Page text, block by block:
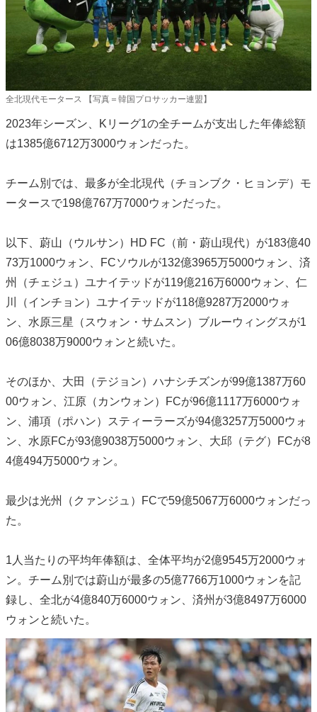
全北現代モータース 【写真＝韓国プロサッカー連盟】
2023年シーズン、Kリーグ1の全チームが支出した年俸総額
は1385億6712万3000ウォンだった。
チーム別では、最多が全北現代（チョンブク・ヒョンデ）モ
ータースで198億767万7000ウォンだった。
以下、蔚山（ウルサン）HD FC（前・蔚山現代）が183億40
73万1000ウォン、FCソウルが132億3965万5000ウォン、済
州（チェジュ）ユナイテッドが119億216万6000ウォン、仁
川（インチョン）ユナイテッドが118億9287万2000ウォ
ン、水原三星（スウォン・サムスン）ブルーウィングスが1
06億8038万9000ウォンと続いた。
そのほか、大田（テジョン）ハナシチズンが99億1387万60
00ウォン、江原（カンウォン）FCが96億1117万6000ウォ
ン、浦項（ポハン）スティーラーズが94億3257万5000ウォ
ン、水原FCが93億9038万5000ウォン、大邱（テグ）FCが8
4億494万5000ウォン。
最少は光州（クァンジュ）FCで59億5067万6000ウォンだっ
た。
1人当たりの平均年俸額は、全体平均が2億9545万2000ウォ
ン。チーム別では蔚山が最多の5億7766万1000ウォンを記
録し、全北が4億840万6000ウォン、済州が3億8497万6000
ウォンと続いた。